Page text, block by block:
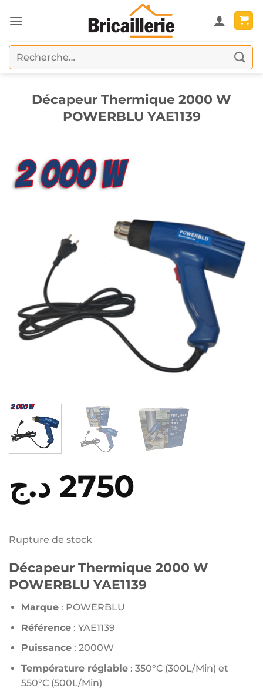
au
Recherche
pour :
Décapeur Thermique 2000 W
POWERBLU YAE1139
2750 د.ج
Rupture de stock
Décapeur Thermique 2000 W
POWERBLU YAE1139
Marque: POWERBLU
Référence: YAE1139
Puissance: 2000W
Température réglable: 350°C (300L/Min) et
550°C (500L/Min)